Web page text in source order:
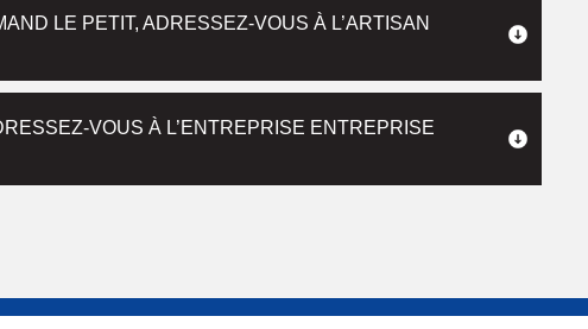
LE PETIT, ADRESSEZ-VOUS À L’ARTISAN
VOUS À L’ENTREPRISE ENTREPRISE